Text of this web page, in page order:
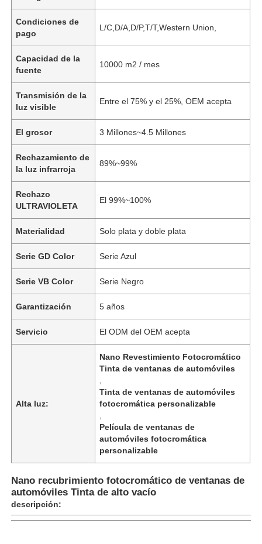
Inicio
Condiciones de
pago
L/C,D/A,D/P,T/T,Western Union,
Capacidad de la
fuente
10000 m2 / mes
Transmisión de la
luz visible
Entre el 75% y el 25%, OEM acepta
El grosor 3 Millones~4.5 Millones
Rechazamiento de
la luz infrarroja
89%~99%
Rechazo
ULTRAVIOLETA
El 99%~100%
Materialidad Solo plata y doble plata
Serie GD Color Serie Azul
Serie VB Color Serie Negro
Garantización 5 años
Servicio El ODM del OEM acepta
Alta luz:
Nano Revestimiento Fotocromático
Tinta de ventanas de automóviles
Tinta de ventanas de automóviles
fotocromática personalizable
Película de ventanas de
automóviles fotocromática
personalizable
Nano recubrimiento fotocromático de ventanas de
automóviles Tinta de alto vacío
descripción: